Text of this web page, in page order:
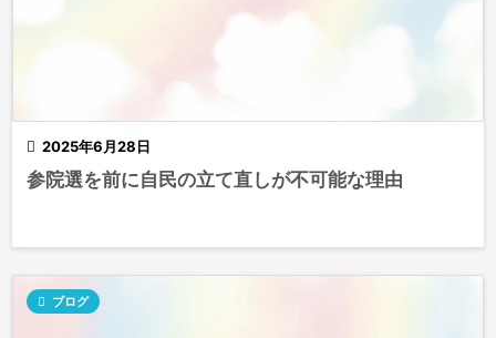
 2025年6月28日
参院選を前に自民の立て直しが不可能な理由
 ブログ